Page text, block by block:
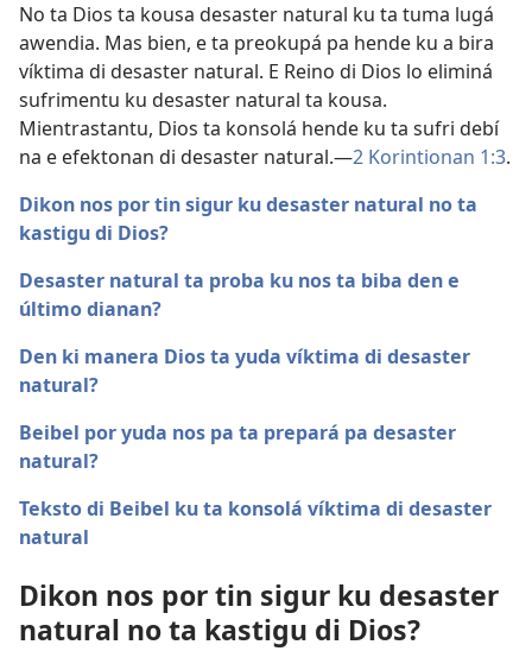
No ta Dios ta kousa desaster natural ku ta tuma lugá
awendia. Mas bien, e ta preokupá pa hende ku a bira
víktima di desaster natural. E Reino di Dios lo eliminá
sufrimentu ku desaster natural ta kousa.
Mientrastantu, Dios ta konsolá hende ku ta sufri debí
na e efektonan di desaster natural.​—2 Korintionan 1:3.
Dikon nos por tin sigur ku desaster natural no ta
kastigu di Dios?
Desaster natural ta proba ku nos ta biba den e
último dianan?
Den ki manera Dios ta yuda víktima di desaster
natural?
Beibel por yuda nos pa ta prepará pa desaster
natural?
Teksto di Beibel ku ta konsolá víktima di desaster
natural
Dikon nos por tin sigur ku desaster
natural no ta kastigu di Dios?